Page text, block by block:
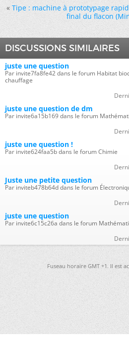
« Tipe : machine à prototypage
final du flacon
DISCUSSIONS SIMILAIRES
juste une question
Par invite7fa8fe42 dans le forum Habitat
chauffage
juste une question de dm
Par invite6a15b169 dans le forum
juste une question !
Par invite624faa5b dans le forum Chimie
Juste une petite question
Par inviteb478b64d dans le forum
juste une question
Par invite6c15c26a dans le forum
Fuseau horaire GMT +1. Il est